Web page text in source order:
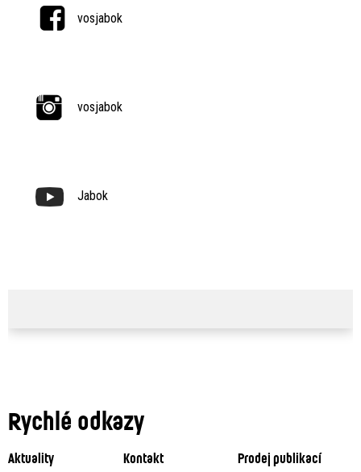
vosjabok
vosjabok
Jabok
Rychlé odkazy
Aktuality Kontakt
Prodej publikací